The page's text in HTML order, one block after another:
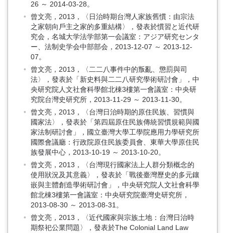
26 ～ 2014-03-28。
曾文亮，2013，〈日治時期台灣人家族舊慣：由宗法
之家朝向戶主之家的多重結構〉，發表於慣習と近代研
究会，名城大学法学部第一会議室：アジア研究センタ
ー、法制史学会中部部会，2013-12-07 ～ 2013-12-
07。
曾文亮，2013，〈二二八事件中的叛亂、懲罰與司
法〉，發表於「新史料與二二八研究學術研討會」，中
央研究院人文社會科學館北棟3樓第一會議室：中央研
究院台灣史研究所，2013-11-29 ～ 2013-11-30。
曾文亮，2013，〈台灣日治時期的原住民族、習慣與
國家法〉，發表於「第四屆原住民族傳統習慣規範與國
家法制研討會」，國立臺灣大學工學院應用力學研究所
國際會議廳：行政院原住民族委員會、東華大學原住民
族發展中心，2013-10-19 ～ 2013-10-20。
曾文亮，2013，〈台灣現行國家法上人群分類概念的
使用狀況及其意義〉，發表於「戰後臺灣歷史的多元鑲
嵌與主體創造學術研討會」，中央研究院人文社會科學
館北棟3樓第一會議室：中央研究院臺灣史研究所，
2013-08-30 ～ 2013-08-31。
曾文亮，2013，〈近代國家與宗族土地：台灣日治時
期祭祀公業問題〉，發表於The Colonial Land Law